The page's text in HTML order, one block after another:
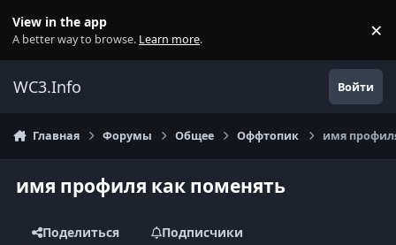
View in the app
A better way to browse. Learn more. ×
WC3.Info Войти
Главная Форумы Общее Оффтопик имя
имя профиля как поменять
Поделиться
Подписчики